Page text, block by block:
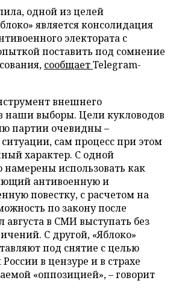
одной из целей
является консолидация
электората с
поставить под сомнение
сообщаетTelegram-
внешнего
наши выборы. Цели кукловодов
партии очевидны –
сам процесс при этом
характер. С одной
использовать как
антивоенную и
повестку, с расчетом на
по закону после
августа в СМИ выступать без
С другой, «Яблоко»
под снятие с целью
в цензуре и в страхе
«оппозицией», – говорит